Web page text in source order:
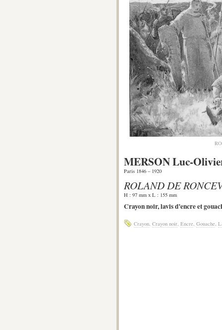
MERSON Luc-
Paris 1846 – 1920
ROLAND DE
H : 97 mm x L : 155 mm
Crayon noir, lavis d’encre et
Crayon, Crayon noir, Encre, Gouache,